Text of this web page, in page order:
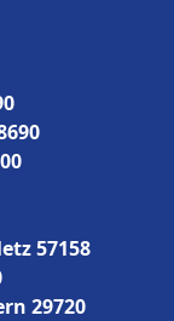
57158
29720